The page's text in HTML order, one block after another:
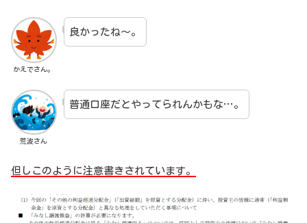
かえでさん。
良かったね～。
荒波さん
普通口座だとやってられんかもな…。
但しこのように注意書きされています。